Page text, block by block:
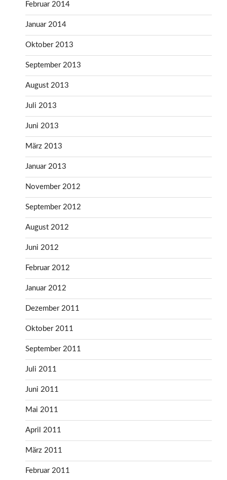
Februar 2014
Januar 2014
Oktober 2013
September 2013
August 2013
Juli 2013
Juni 2013
März 2013
Januar 2013
November 2012
September 2012
August 2012
Juni 2012
Februar 2012
Januar 2012
Dezember 2011
Oktober 2011
September 2011
Juli 2011
Juni 2011
Mai 2011
April 2011
März 2011
Februar 2011